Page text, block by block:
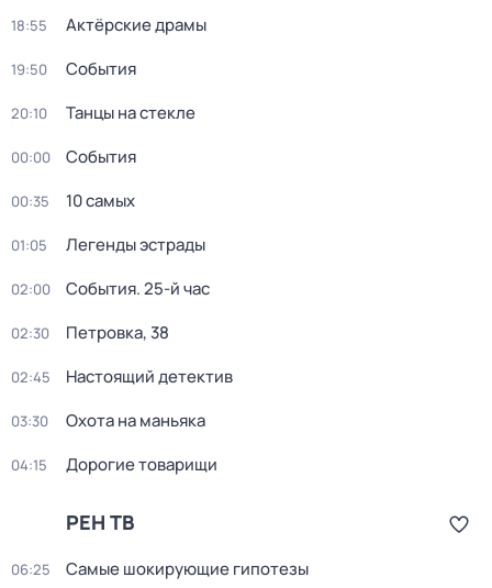
18:55 Актёрские драмы
19:50 События
20:10 Танцы на стекле
00:00 События
00:35 10 самых
01:05 Легенды эстрады
02:00 События. 25-й час
02:30 Петровка, 38
02:45 Настоящий детектив
03:30 Охота на маньяка
04:15 Дорогие товарищи
РЕН ТВ
06:25 Самые шoкиpующие гипотезы